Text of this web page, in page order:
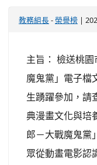
教務組長-榮譽榜 |
主旨： 檢送桃
魔鬼黨」電子檔
生踴躍參加，請
典漫畫文化與培
郎－大戰魔鬼黨
眾從動畫電影認